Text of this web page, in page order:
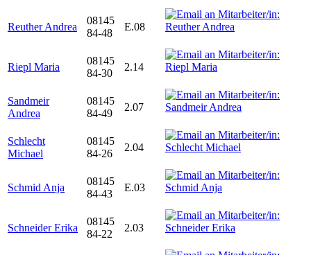
Reuther Andrea
08145
84-48
E.08
Riepl Maria
08145
84-30
2.14
Sandmeir
Andrea
08145
84-49
2.07
Schlecht
Michael
08145
84-26
2.04
Schmid Anja
08145
84-43
E.03
Schneider Erika
08145
84-22
2.03